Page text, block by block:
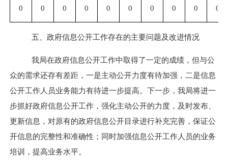
0 0 0 0 0 0 0 0 0 0
五、政府信息公开工作存在的主要问题及改进情况
我局在政府信息公开工作中取得了一定的成绩，但与公
众的需求还存有差距，一是主动公开力度有待加强，二是信息
公开工作人员业务能力有待进一步提高。下一步，我局将进一
步抓好政府信息公开工作，强化主动公开的力度，及时发布、
更新信息，对原有的政府信息公开目录进行补充完善，保证公
开信息的完整性和准确性；同时加强信息公开工作人员的业务
培训，提高业务水平。